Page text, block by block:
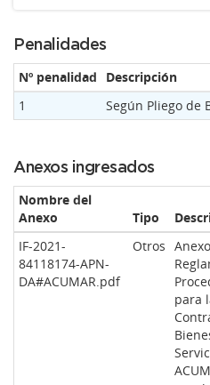
Penalidades
Nº penalidad
Descripción
1
Según Pliego de
Anexos ingresados
Nombre del
Anexo
Tipo
IF-2021-
84118174-APN-
DA#ACUMAR.pdf
Otros
para